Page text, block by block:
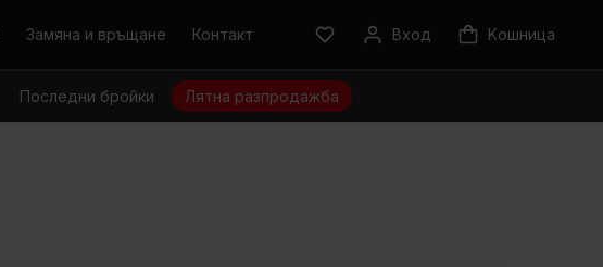
Замяна и връщане Контакт Вход Kошница
Последни бройки Лятна разпродажба